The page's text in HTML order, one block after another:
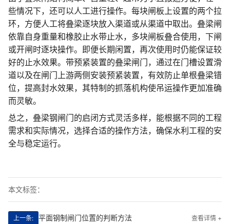
些情况下，还可以人工进行操作。每块闸板上设置的两个拉
环，方便人工将叠梁逐块放入渠道或从渠道中取出。叠梁闸
依靠自身重量和橡胶止水带止水，多块闸板叠合使用，下闸
或开闸时逐块操作。即便长期闲置，再次使用时仍能保证较
好的止水效果。带预紧装置的叠梁闸门，通过在门槽设置滑
道以及在闸门上游两侧安装预紧装置，有效防止单根叠梁错
位，提高封水效果，其特制的抓落机构使吊运操作更加准确
而灵敏。
总之，叠梁钢闸门的启闭方式灵活多样，能根据不同的工程
需求和实际情况，选择合适的操作方法，确保水利工程的安
全与稳定运行。
本文标签：
上一条: 平面钢制闸门位置的判断方法 查看详情 +